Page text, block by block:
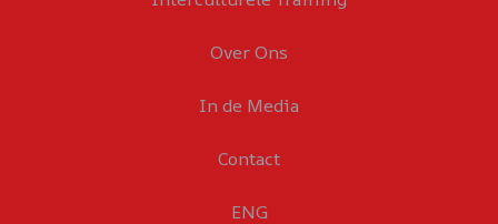
Over Ons
In de Media
Contact
ENG